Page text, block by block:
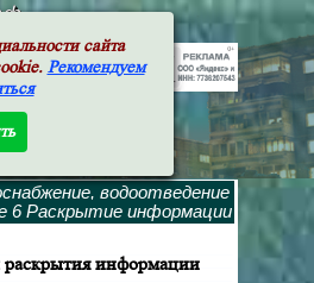
водоотведение
6 Раскрытие информации
информации
сайта
Рекомендуем